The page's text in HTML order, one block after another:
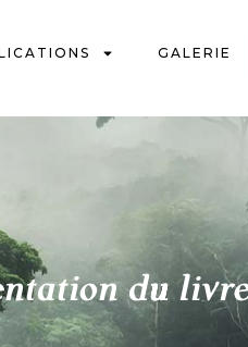
GALERIE
du